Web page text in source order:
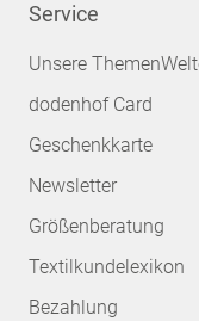
Service
Unsere
dodenhof Card
Geschenkkarte
Newsletter
Größenberatung
Textilkundelexikon
Bezahlung